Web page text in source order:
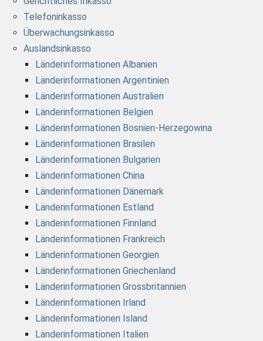
Telefoninkasso
Überwachungsinkasso
Auslandsinkasso
Länderinformationen Albanien
Länderinformationen Argentinien
Länderinformationen Australien
Länderinformationen Belgien
Länderinformationen Bosnien-Herzegowina
Länderinformationen Brasilen
Länderinformationen Bulgarien
Länderinformationen China
Länderinformationen Dänemark
Länderinformationen Estland
Länderinformationen Finnland
Länderinformationen Frankreich
Länderinformationen Georgien
Länderinformationen Griechenland
Länderinformationen Grossbritannien
Länderinformationen Irland
Länderinformationen Island
Länderinformationen Italien